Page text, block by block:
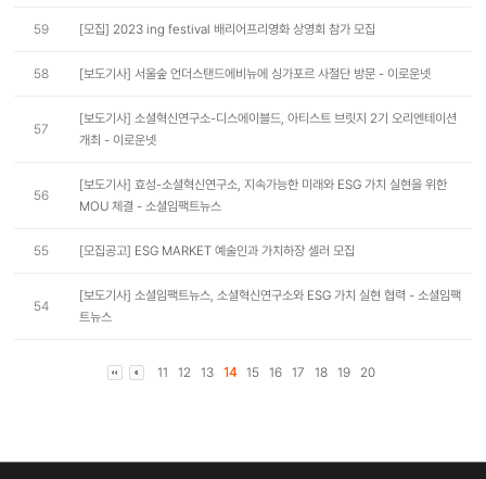
59 [모집] 2023 ing festival 배리어프리영화 상영회 참가 모집
58 [보도기사] 서울숲 언더스탠드에비뉴에 싱가포르 사절단 방문 - 이로운넷
57
[보도기사] 소셜혁신연구소-디스에이블드, 아티스트 브릿지 2기 오리엔테이션
개최 - 이로운넷
56
[보도기사] 효성-소셜혁신연구소, 지속가능한 미래와 ESG 가치 실현을 위한
MOU 체결 - 소셜임팩트뉴스
55 [모집공고] ESG MARKET 예술인과 가치하장 셀러 모집
54
[보도기사] 소셜임팩트뉴스, 소셜혁신연구소와 ESG 가치 실현 협력 - 소셜임팩
트뉴스
11 12 13 14 15 16 17 18 19 20